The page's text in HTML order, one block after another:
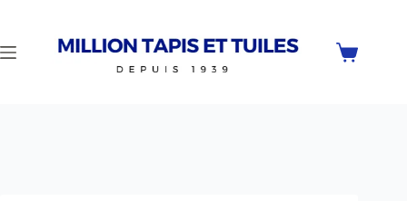
Shopping